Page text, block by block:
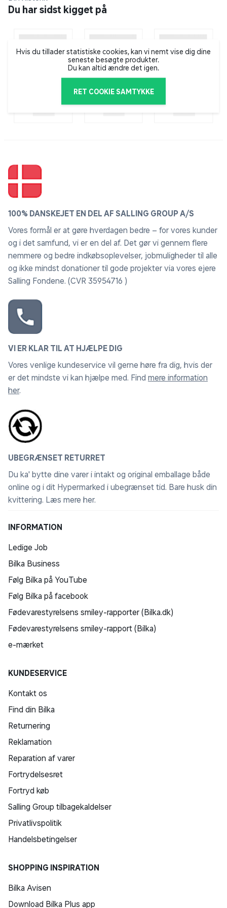
fingeren på pulsen, når det gælder nye trends,
farvet kosmetik. GOSH Copenhagen specialiserer sig i
at udvikle makeup, der kun indeholder ingredienser af
høj kvalitet. Derfor finder du også et stort udvalg af
veganske, parfumefri og allergicertificerede produkter i
Du har sidst kigget på
Hvis du tillader statistiske cookies, kan vi nemt vise dig dine
seneste besøgte produkter.
Du kan altid ændre det igen.
RET COOKIE SAMTYKKE
100% DANSKEJET EN DEL AF SALLING GROUP A/S
Vores formål er at gøre hverdagen bedre – for vores kunder
og i det samfund, vi er en del af. Det gør vi gennem flere
nemmere og bedre indkøbsoplevelser, jobmuligheder til alle
og ikke mindst donationer til gode projekter via vores ejere
Salling Fondene. (CVR 35954716 )
VI ER KLAR TIL AT HJÆLPE DIG
Vores venlige kundeservice vil gerne høre fra dig, hvis der
er det mindste vi kan hjælpe med. Find mere information
her.
UBEGRÆNSET RETURRET
Du ka' bytte dine varer i intakt og original emballage både
online og i dit Hypermarked i ubegrænset tid. Bare husk din
kvittering. Læs mere her.
INFORMATION
Ledige Job
Bilka Business
Følg Bilka på YouTube
Følg Bilka på facebook
Fødevarestyrelsens smiley-rapporter (Bilka.dk)
Fødevarestyrelsens smiley-rapport (Bilka)
e-mærket
KUNDESERVICE
Kontakt os
Find din Bilka
Returnering
Reklamation
Reparation af varer
Fortrydelsesret
Fortryd køb
Salling Group tilbagekaldelser
Privatlivspolitik
Handelsbetingelser
SHOPPING INSPIRATION
Bilka Avisen
Download Bilka Plus app